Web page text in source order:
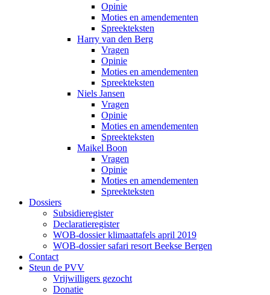
Opinie
Moties en amendementen
Spreekteksten
Harry van den Berg
Vragen
Opinie
Moties en amendementen
Spreekteksten
Niels Jansen
Vragen
Opinie
Moties en amendementen
Spreekteksten
Maikel Boon
Vragen
Opinie
Moties en amendementen
Spreekteksten
Dossiers
Subsidieregister
Declaratieregister
WOB-dossier klimaattafels april 2019
WOB-dossier safari resort Beekse Bergen
Contact
Steun de PVV
Vrijwilligers gezocht
Donatie